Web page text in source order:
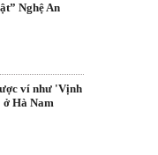
Nghệ An
ví như 'Vịnh
Hà Nam